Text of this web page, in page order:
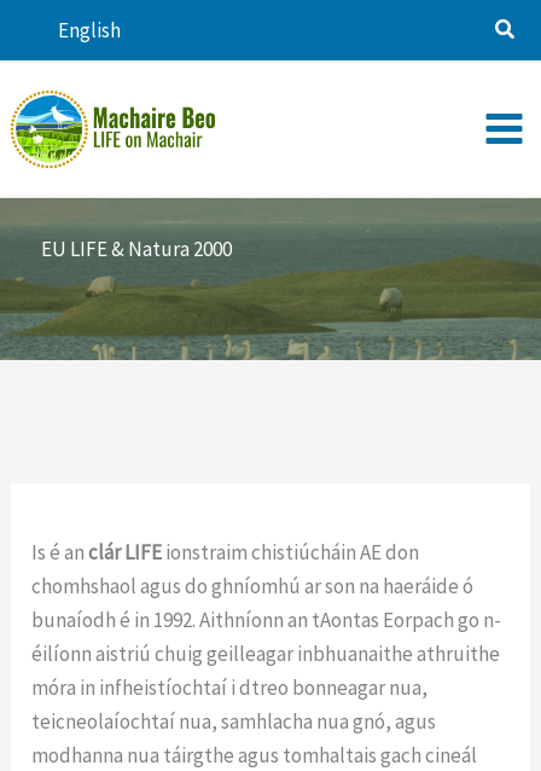
English
EU LIFE & Natura 2000
Is é anclár LIFEionstraim chistiúcháin AE don
chomhshaol agus do ghníomhú ar son na haeráide ó
bunaíodh é in 1992. Aithníonn an tAontas Eorpach go n-
éilíonn aistriú chuig geilleagar inbhuanaithe athruithe
móra in infheistíochtaí i dtreo bonneagar nua,
teicneolaíochtaí nua, samhlacha nua gnó, agus
modhanna nua táirgthe agus tomhaltais gach cineál